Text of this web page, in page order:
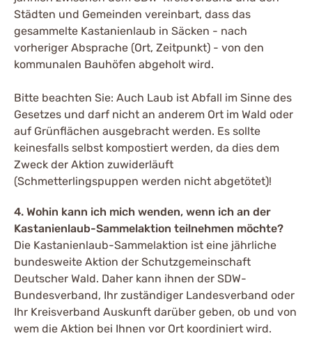
Städten und Gemeinden vereinbart, dass das
gesammelte Kastanienlaub in Säcken - nach
vorheriger Absprache (Ort, Zeitpunkt) - von den
kommunalen Bauhöfen abgeholt wird.
Bitte beachten Sie: Auch Laub ist Abfall im Sinne des
Gesetzes und darf nicht an anderem Ort im Wald oder
auf Grünflächen ausgebracht werden. Es sollte
keinesfalls selbst kompostiert werden, da dies dem
Zweck der Aktion zuwiderläuft
(Schmetterlingspuppen werden nicht abgetötet)!
4. Wohin kann ich mich wenden, wenn ich an der
Kastanienlaub-Sammelaktion teilnehmen möchte?
Die Kastanienlaub-Sammelaktion ist eine jährliche
bundesweite Aktion der Schutzgemeinschaft
Deutscher Wald. Daher kann ihnen der SDW-
Bundesverband, Ihr zuständiger Landesverband oder
Ihr Kreisverband Auskunft darüber geben, ob und von
wem die Aktion bei Ihnen vor Ort koordiniert wird.